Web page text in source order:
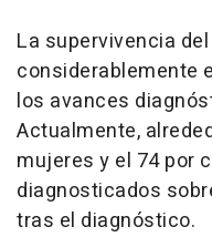
La supervivencia
considerablemente
los avances
Actualmente,
mujeres y el 74 por
diagnosticados
tras el diagnóstico.